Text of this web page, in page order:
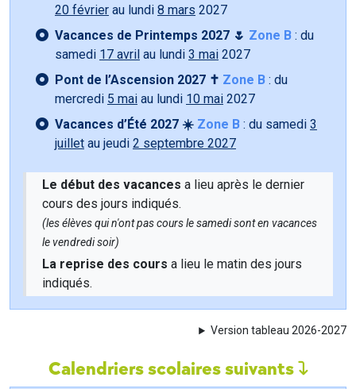
20 février au lundi 8 mars 2027
Vacances de Printemps 2027 🌷 Zone B : du
samedi 17 avril au lundi 3 mai 2027
Pont de l’Ascension 2027 ✝️ Zone B : du
mercredi 5 mai au lundi 10 mai 2027
Vacances d’Été 2027 ☀️ Zone B : du samedi 3
juillet au jeudi 2 septembre 2027
Le début des vacances a lieu après le dernier
cours des jours indiqués.
(les élèves qui n'ont pas cours le samedi sont en vacances
le vendredi soir)
La reprise des cours a lieu le matin des jours
indiqués.
Version tableau 2026-2027
Calendriers scolaires suivants